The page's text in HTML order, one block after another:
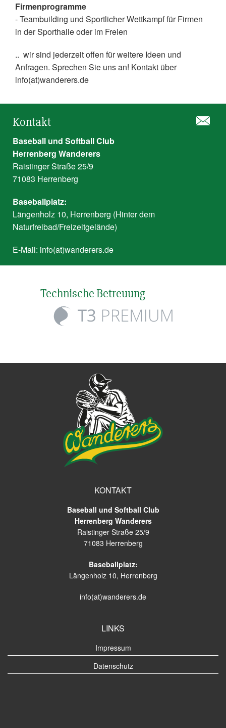
Firmenprogramme
- Teambuilding und Sportlicher Wettkampf für Firmen
in der Sporthalle oder im Freien
.. wir sind jederzeit offen für weitere Ideen und
Anfragen. Sprechen Sie uns an! Kontakt über
info(at)wanderers.de
Kontakt
Baseball und Softball Club
Herrenberg Wanderers
Raistinger Straße 25/9
71083 Herrenberg
Baseballplatz:
Längenholz 10, Herrenberg (Hinter dem
Naturfreibad/Freizeitgelände)
E-Mail: info(at)wanderers.de
Technische Betreuung
KONTAKT
Baseball und Softball Club
Herrenberg Wanderers
Raistinger Straße 25/9
71083 Herrenberg
Baseballplatz:
Längenholz 10, Herrenberg
info(at)wanderers.de
LINKS
Impressum
Datenschutz